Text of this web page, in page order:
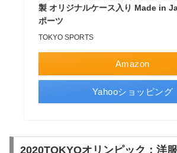
製 オリジナルケース入り Made in
ポーツ
TOKYO SPORTS
Amazon
Yahooショッピング
2020TOKYOオリンピック：洋服